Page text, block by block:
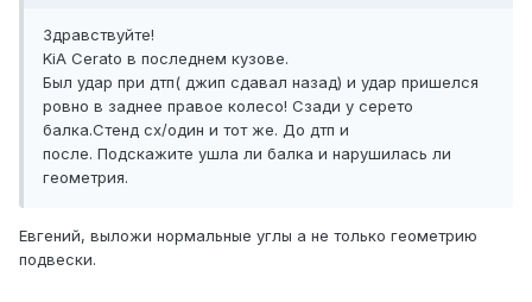
Здравствуйте!
KiA Cerato в последнем кузове.
Был удар при дтп( джип сдавал назад) и удар пришелся
ровно в заднее правое колесо! Сзади у серето
балка.Стенд сх/один и тот же. До дтп и
после. Подскажите ушла ли балка и нарушилась ли
геометрия.
Евгений, выложи нормальные углы а не только геометрию
подвески.